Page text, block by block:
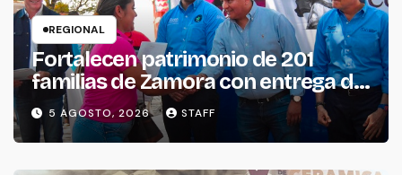
REGIONAL
Fortalecen patrimonio de 201
familias de Zamora con entrega de
escrituras
5 AGOSTO, 2026 STAFF